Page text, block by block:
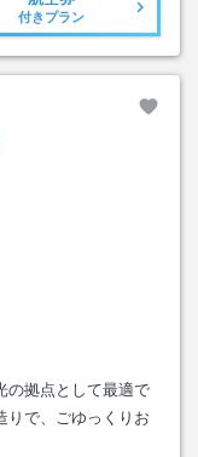
付きプラン
の拠点として最適で
りで、ごゆっくりお